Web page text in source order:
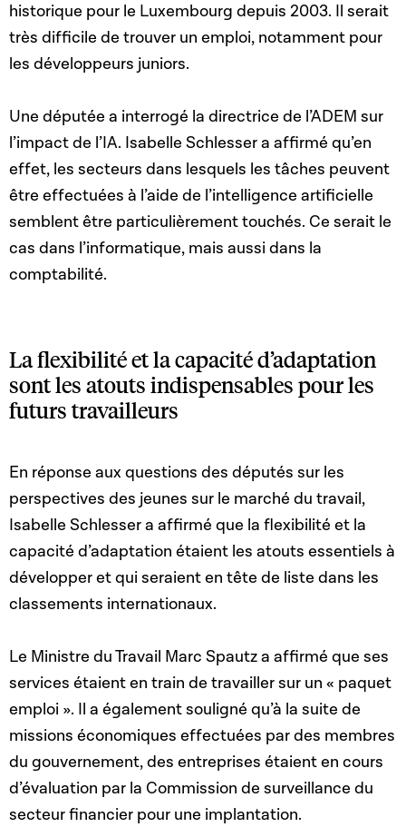
historique pour le Luxembourg depuis 2003. Il serait
très difficile de trouver un emploi, notamment pour
les développeurs juniors.
Une députée a interrogé la directrice de l’ADEM sur
l’impact de l’IA. Isabelle Schlesser a affirmé qu’en
effet, les secteurs dans lesquels les tâches peuvent
être effectuées à l’aide de l’intelligence artificielle
semblent être particulièrement touchés. Ce serait le
cas dans l’informatique, mais aussi dans la
comptabilité.
La flexibilité et la capacité d’adaptation
sont les atouts indispensables pour les
futurs travailleurs
En réponse aux questions des députés sur les
perspectives des jeunes sur le marché du travail,
Isabelle Schlesser a affirmé que la flexibilité et la
capacité d’adaptation étaient les atouts essentiels à
développer et qui seraient en tête de liste dans les
classements internationaux.
Le Ministre du Travail Marc Spautz a affirmé que ses
services étaient en train de travailler sur un « paquet
emploi ». Il a également souligné qu’à la suite de
missions économiques effectuées par des membres
du gouvernement, des entreprises étaient en cours
d’évaluation par la Commission de surveillance du
secteur financier pour une implantation.